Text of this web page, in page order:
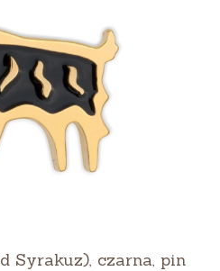
Syrakuz), czarna, pin